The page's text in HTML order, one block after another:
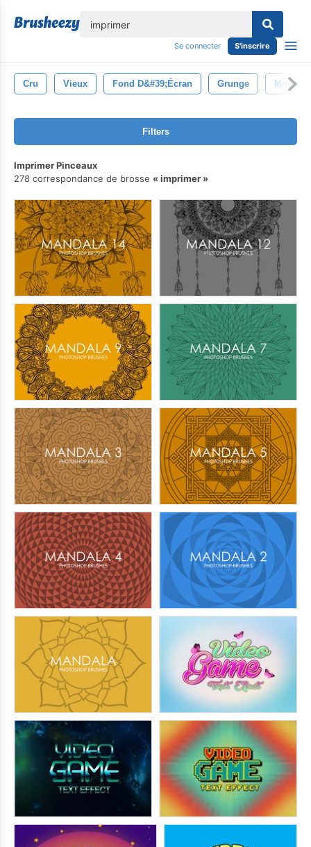
Se connecter S'inscrire
Cru Vieux Fond D&#39;écran Grunge Modèle
Filters
Imprimer Pinceaux
278 correspondance de brosse
imprimer